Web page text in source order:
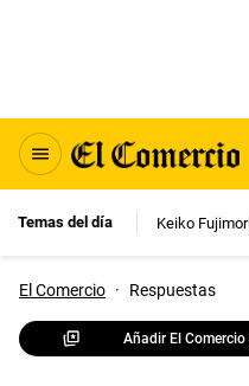
Temas del día Keiko
El Comercio · Respuestas
Añadir El